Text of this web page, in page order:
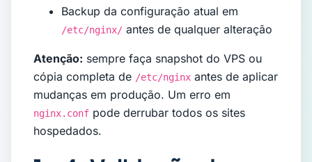
Backup da configuração atual em
/etc/nginx/ antes de qualquer alteração
Atenção: sempre faça snapshot do VPS ou
cópia completa de /etc/nginx antes de aplicar
mudanças em produção. Um erro em
nginx.conf pode derrubar todos os sites
hospedados.